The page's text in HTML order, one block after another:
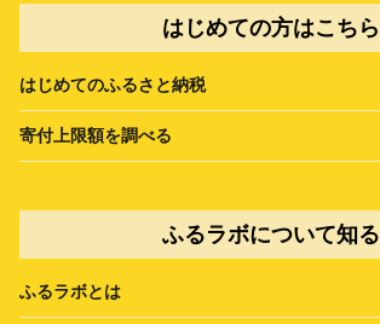
はじめての方はこちら
はじめてのふるさと納税
寄付上限額を調べる
ふるラボについて知る
ふるラボとは